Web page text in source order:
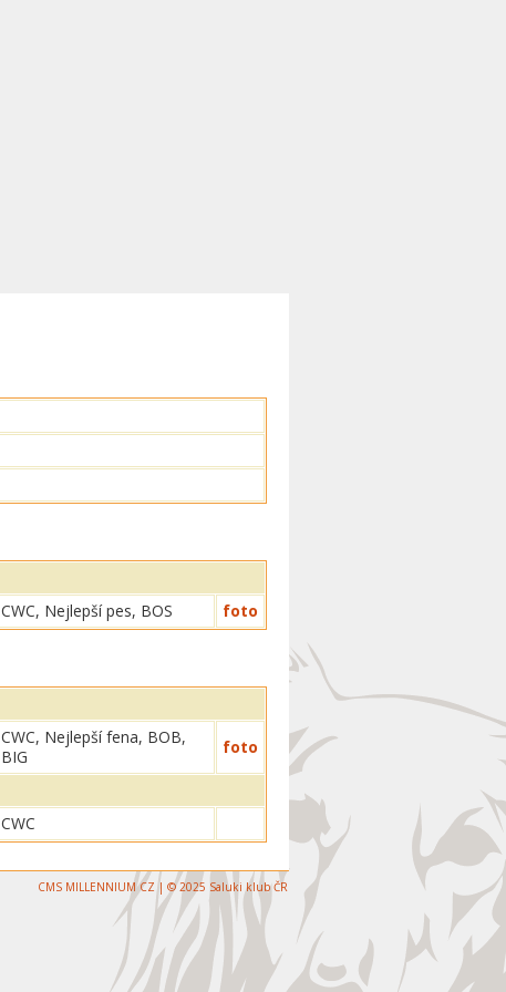
CWC, Nejlepší pes, BOS foto
CWC, Nejlepší fena, BOB,
BIG
foto
CWC
CMS MILLENNIUM CZ | © 2025 Saluki klub ČR